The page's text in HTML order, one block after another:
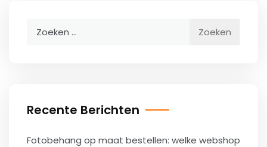
Recente Berichten
Fotobehang op maat bestellen: welke webshop